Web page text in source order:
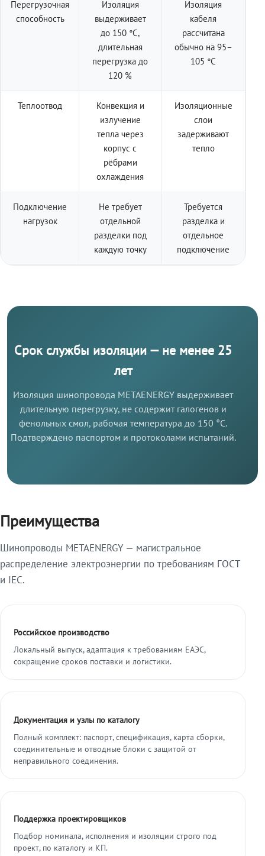
Перегрузочная
способность
Изоляция
выдерживает
до 150 °C,
длительная
перегрузка до
120 %
Изоляция
кабеля
рассчитана
обычно на 95–
105 °C
Теплоотвод
Конвекция и
излучение
тепла через
корпус с
рёбрами
охлаждения
Изоляционные
слои
задерживают
тепло
Подключение
нагрузок
Не требует
отдельной
разделки под
каждую точку
Требуется
разделка и
отдельное
подключение
Срок службы изоляции — не менее 25
лет
Изоляция шинопровода METAENERGY выдерживает
длительную перегрузку, не содержит галогенов и
фенольных смол, рабочая температура до 150 °C.
Подтверждено паспортом и протоколами испытаний.
Преимущества
Шинопроводы METAENERGY — магистральное
распределение электроэнергии по требованиям ГОСТ
и IEC.
Российское производство
Локальный выпуск, адаптация к требованиям ЕАЭС,
сокращение сроков поставки и логистики.
Документация и узлы по каталогу
Полный комплект: паспорт, спецификация, карта сборки,
соединительные и отводные блоки с защитой от
неправильного соединения.
Поддержка проектировщиков
Подбор номинала, исполнения и изоляции строго под
проект, по каталогу и КП.